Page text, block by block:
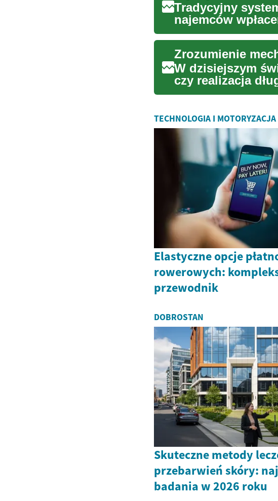
Tradycyjny
najemców
znaczącą bar...
Zrozumienie
W dzisiejszym
czy realizacja
na porządku ...
TECHNOLOGIA I MOTORYZACJA
Elastyczne opcje
rowerowych:
przewodnik
DOBROSTAN
Skuteczne metody
przebarwień skóry:
badania w 2026 roku